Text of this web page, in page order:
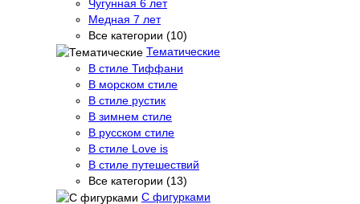
Чугунная 6 лет
Медная 7 лет
Все категории (10)
Тематические
В стиле Тиффани
В морском стиле
В стиле рустик
В зимнем стиле
В русском стиле
В стиле Love is
В стиле путешествий
Все категории (13)
С фигурками